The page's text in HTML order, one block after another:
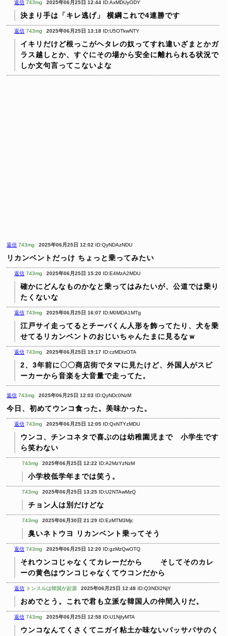
返信 743mg 2025年06月25日 12:44 ID:AxMDUyODY
決まり手は「キレ逃げ」 横綱これで4連勝です
返信 743mg 2025年06月25日 13:18 ID:U5OTkwNTY
イキリだけど根っこがヘタレの奴ってすれ違いざまとかガ
ラス越しとか、すぐにその場から安全に離れられる状況で
しか文句言ってこないよな
返信 743mg 2025年06月25日 12:02 ID:QyNDAzNDU
リカンベントだっけ ちょっと乗ってみたい
返信 743mg 2025年06月25日 15:20 ID:E4MzA2MDU
確かにどんなものかなと乗ってはみたいが、公道では乗り
たくないな
返信 743mg 2025年06月25日 16:07 ID:M0MDA1MTg
江戸サイ走ってるとチーバくん人形を飾ってたり、犬を乗
せてるリカンベントのおじいちゃんたまに見るなｗ
返信 743mg 2025年06月25日 19:17 ID:czMDIzOTA
2、3年前に〇〇商店街でタマに見たけど、外国人がスピ
ーカーから音楽を大音量で走ってた。
返信 743mg 2025年06月25日 12:03 ID:QyNDc0NzM
今日、初めてウンコ食った。美味かった。
返信 743mg 2025年06月25日 12:05 ID:QxNTYzMDU
ウンコ、チンコネタで喜ぶのは幼稚園児まで 小学生です
ら笑わない
743mg 2025年06月25日 12:22 ID:A2MzYzNzM
小学校低学年までは笑う。
743mg 2025年06月25日 13:25 ID:U2NTAwMzQ
チョン人は別だけどな
743mg 2025年06月30日 21:29 ID:EzMTM3Mjc
臭いネトウヨ リカンベント乗ってそう
返信 743mg 2025年06月25日 12:20 ID:gzMzQwOTQ
それウンコじゃなくてカレーだから
そしてそのカレ
ーの黄色はウンコじゃなくてウコンだから
返信 トンスルは韓国が起源 2025年06月25日 12:48 ID:Q3NDI2NjY
おめでとう。これで君も立派な韓国人の仲間入りだ。
返信 743mg 2025年06月25日 12:58 ID:U1NjIyMTA
ウンコなんてくさくてニガイ粘土か味ないパッサパサのく